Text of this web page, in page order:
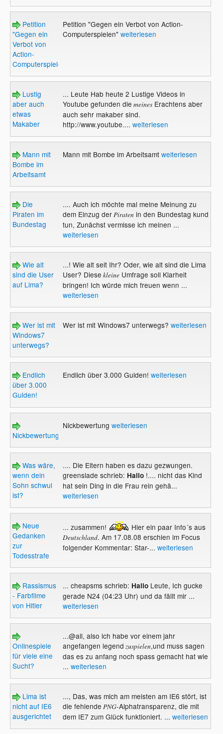
Petition
"Gegen ein
Verbot von
Action-
Computerspielen"
Petition "Gegen ein Verbot von Action-
Computerspielen" weiterlesen
Lustig
aber auch
etwas
Makaber
... Leute Hab heute 2 Lustige Videos in
Youtube gefunden die meinesErachtens aber
auch sehr makaber sind.
http://www.youtube.... weiterlesen
Mann mit
Bombe im
Arbeitsamt
Mann mit Bombe im Arbeitsamt weiterlesen
Die
Piraten im
Bundestag
.... Auch ich möchte mal meine Meinung zu
dem Einzug derPiratenin den Bundestag kund
tun, Zunächst vermisse ich meinen ...
weiterlesen
Wie alt
sind die User
auf Lima?
...! Wie alt seit Ihr? Oder, wie alt sind die Lima
User? Diese kleineUmfrage soll Klarheit
bringen! Ich würde mich freuen wenn ...
weiterlesen
Wer ist mit
Windows7
unterwegs?
Wer ist mit Windows7 unterwegs? weiterlesen
Endlich
über 3.000
Gulden!
Endlich über 3.000 Gulden! weiterlesen
Nickbewertung
Nickbewertung weiterlesen
Was wäre,
wenn dein
Sohn schwul
ist?
.... Die Eltern haben es dazu gezwungen.
greenslade schrieb: Hallo!.... nicht das Kind
hat sein Ding in die Frau rein gehä...
weiterlesen
Neue
Gedanken
zur
Todesstrafe
... zusammen! Hier ein paar Info´s aus
Deutschland. Am 17.08.08 erschien im Focus
folgender Kommentar: Star-... weiterlesen
Rassismus
- Farbfilme
von Hitler
... cheapsms schrieb: HalloLeute, Ich gucke
gerade N24 (04:23 Uhr) und da fällt mir ...
weiterlesen
Onlinespiele
für viele eine
Sucht?
...@all, also ich habe vor einem jahr
angefangen legend zuspielen,und muss sagen
das es zu anfang noch spass gemacht hat wie
... weiterlesen
Lima ist
nicht auf IE6
ausgerichtet
..., Das, was mich am meisten am IE6 stört, ist
die fehlende PNG-Alphatransparenz, die mit
dem IE7 zum Glück funktioniert. ... weiterlesen